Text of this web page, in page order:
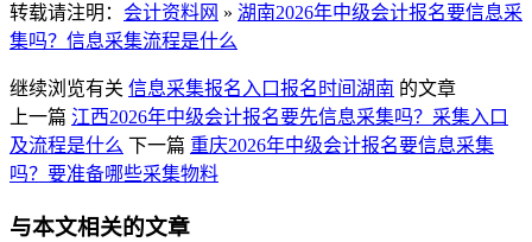
转载请注明： 会计资料网 » 湖南2026年中级会计报名要信息采
集吗？信息采集流程是什么
继续浏览有关 信息采集报名入口报名时间湖南 的文章
上一篇 江西2026年中级会计报名要先信息采集吗？采集入口
及流程是什么 下一篇 重庆2026年中级会计报名要信息采集
吗？要准备哪些采集物料
与本文相关的文章